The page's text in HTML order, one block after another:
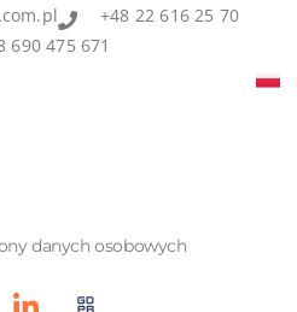
+48 22 616 25 70
690 475 671
danych osobowych